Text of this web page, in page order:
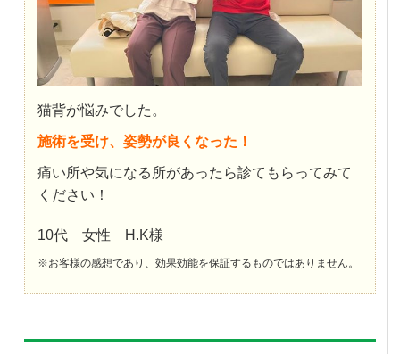
猫背が悩みでした。
施術を受け、姿勢が良くなった！
痛い所や気になる所があったら診てもらってみて
ください！
10代 女性 H.K様
※お客様の感想であり、効果効能を保証するものではありません。